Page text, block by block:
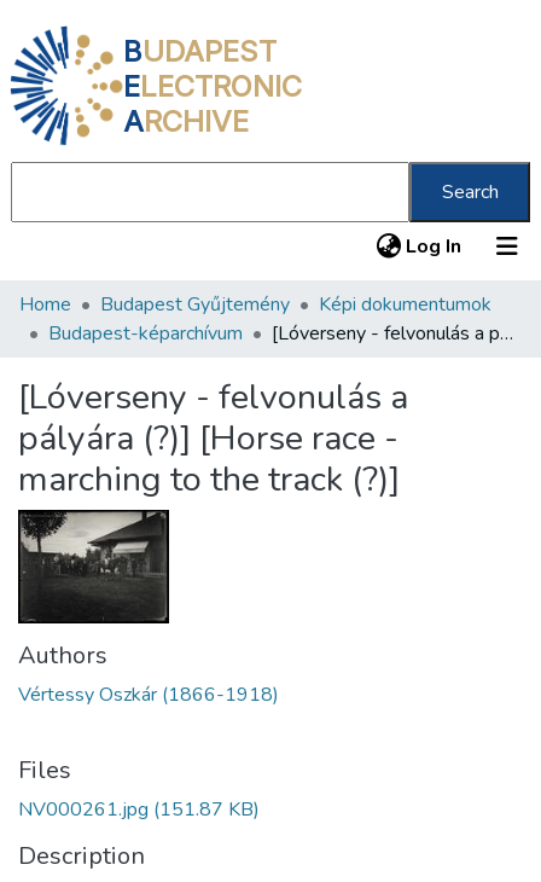
BUDAPEST
ELECTRONIC
ARCHIVE
Search
Log In (current)
Communities & Collections
Statistics
About us
Home Budapest Gyűjtemény
Képi dokumentumok
Budapest-képarchívum
[Lóverseny - felvonulás a pályára (?)] [Horse race - marching to the track (?)]
[Lóverseny - felvonulás a
pályára (?)] [Horse race -
marching to the track (?)]
Authors
Vértessy Oszkár (1866-1918)
Files
NV000261.jpg (151.87 KB)
Description